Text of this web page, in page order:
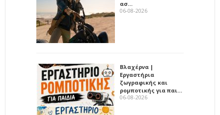
ασ…
06-08-2026
Βλαχέρνα |
Εργαστήρια
ζωγραφικής και
ρομποτικής για παι…
06-08-2026